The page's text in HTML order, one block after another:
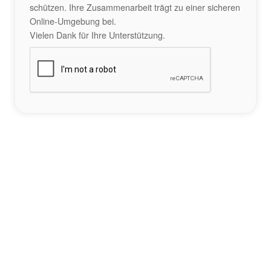
schützen. Ihre Zusammenarbeit trägt zu einer sicheren
Online-Umgebung bei.
Vielen Dank für Ihre Unterstützung.